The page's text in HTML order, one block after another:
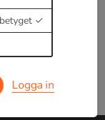
Logga in